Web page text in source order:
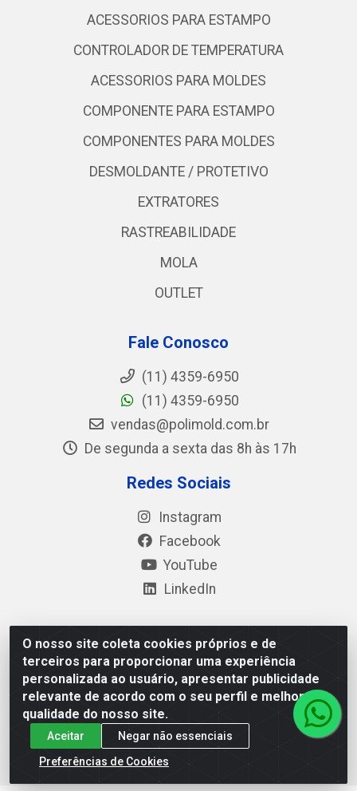
O nosso site coleta cookies próprios e de
terceiros para proporcionar uma experiência
personalizada ao usuário, apresentar publicidade
relevante de acordo com o seu perfil e melhorar a
qualidade do nosso site.
Aceitar
Negar não essenciais
Preferências de Cookies
ACESSORIOS PARA ESTAMPO
CONTROLADOR DE TEMPERATURA
ACESSORIOS PARA MOLDES
COMPONENTE PARA ESTAMPO
COMPONENTES PARA MOLDES
DESMOLDANTE / PROTETIVO
EXTRATORES
RASTREABILIDADE
MOLA
OUTLET
Fale Conosco
(11) 4359-6950
(11) 4359-6950
vendas@polimold.com.br
De segunda a sexta das 8h às 17h
Redes Sociais
Instagram
Facebook
YouTube
LinkedIn
Polimold Industrial Ltda - Estrada dos Casa, 4585 – São
Bernardo do Campo / SP – CEP: 09.840-000 - CNPJ
44.106.466/0001-41